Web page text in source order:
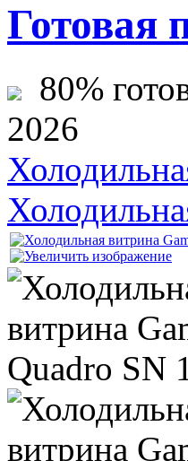
Готовая
80%
2026